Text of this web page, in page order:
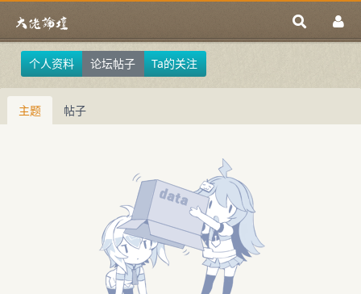
个人资料 论坛帖子 Ta的关注
主题 帖子